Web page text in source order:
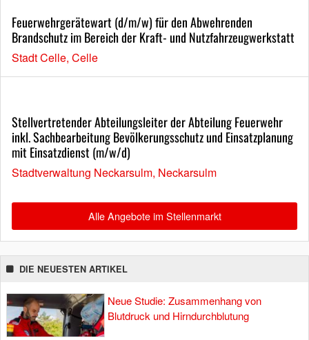
Feuerwehrgerätewart (d/m/w) für den Abwehrenden
Brandschutz im Bereich der Kraft- und Nutzfahrzeugwerkstatt
Stadt Celle, Celle
Stellvertretender Abteilungsleiter der Abteilung Feuerwehr
inkl. Sachbearbeitung Bevölkerungsschutz und Einsatzplanung
mit Einsatzdienst (m/w/d)
Stadtverwaltung Neckarsulm, Neckarsulm
Alle Angebote im Stellenmarkt
DIE NEUESTEN ARTIKEL
Neue Studie: Zusammenhang von
Blutdruck und Hirndurchblutung